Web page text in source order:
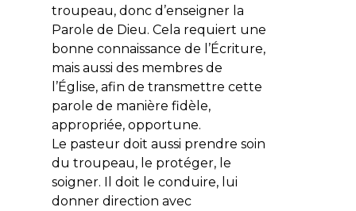
troupeau, donc d’enseigner la
Parole de Dieu. Cela requiert une
bonne connaissance de l’Écriture,
mais aussi des membres de
l’Église, afin de transmettre cette
parole de manière fidèle,
appropriée, opportune.
Le pasteur doit aussi prendre soin
du troupeau, le protéger, le
soigner. Il doit le conduire, lui
donner direction avec